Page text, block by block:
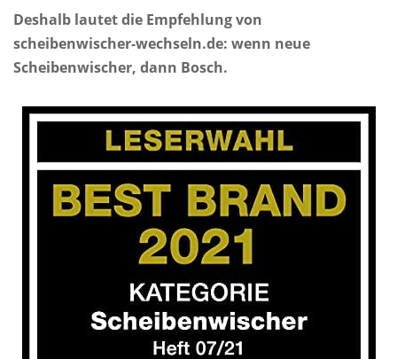
Deshalb lautet die Empfehlung von
scheibenwischer-wechseln.de: wenn neue
Scheibenwischer, dann Bosch.